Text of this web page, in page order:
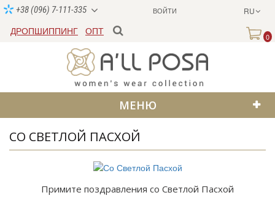
ВОЙТИ RU
+38 (096) 7-111-335
ДРОПШИППИНГ ОПТ
0
МЕНЮ
СО СВЕТЛОЙ ПАСХОЙ
Примите поздравления со Светлой Пасхой